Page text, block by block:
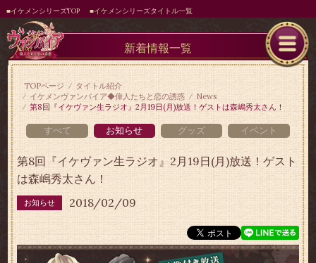
■イケメンシリーズTOP ■イケメンシリーズタイトル一覧
新着情報一覧
TOPページ
タイトル紹介
イケメンヴァンパイア◆偉人たちと恋の誘惑
News
第8回『イケヴァン生ラジオ』2月19日(月)放送！ゲストは森嶋秀太さん！
すべて お知らせ グッズ イベント
第8回『イケヴァン生ラジオ』2月19日(月)放送！ゲスト
は森嶋秀太さん！
お知らせ 2018/02/09